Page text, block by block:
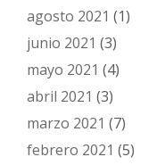
agosto 2021 (1)
junio 2021 (3)
mayo 2021 (4)
abril 2021 (3)
marzo 2021 (7)
febrero 2021 (5)